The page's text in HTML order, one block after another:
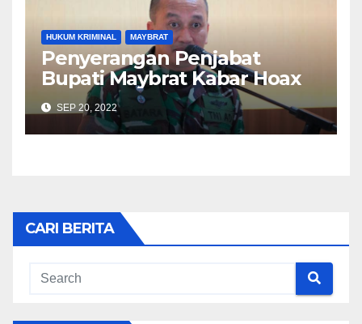
HUKUM KRIMINAL MAYBRAT
Penyerangan Penjabat
Bupati Maybrat Kabar Hoax
SEP 20, 2022
CARI BERITA